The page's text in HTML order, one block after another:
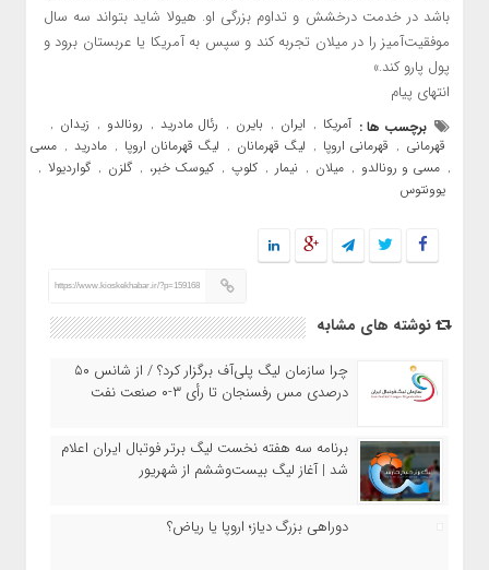
باشد در خدمت درخشش و تداوم بزرگی او. هیولا شاید بتواند سه سال
موفقیت‌آمیز را در میلان تجربه کند و سپس به آمریکا یا عربستان برود و
پول پارو کند.»
انتهای پیام
برچسب ها : آمریکا , ایران , بایرن , رئال مادرید , رونالدو , زیدان ,
قهرمانی , قهرمانی اروپا , لیگ قهرمانان , لیگ قهرمانان اروپا , مادرید , مسی
, مسی و رونالدو , میلان , نیمار , کلوپ , کیوسک خبر، , گلزن , گواردیولا ,
یوونتوس
https://www.kioskekhabar.ir/?p=159168
نوشته های مشابه
چرا سازمان لیگ پلی‌آف برگزار کرد؟ / از شانس ۵۰
درصدی مس رفسنجان تا رأی ۳-۰ صنعت نفت
برنامه سه هفته نخست لیگ برتر فوتبال ایران اعلام
شد | آغاز لیگ بیست‌وششم از شهریور
دوراهی بزرگ دیاز؛ اروپا یا ریاض؟